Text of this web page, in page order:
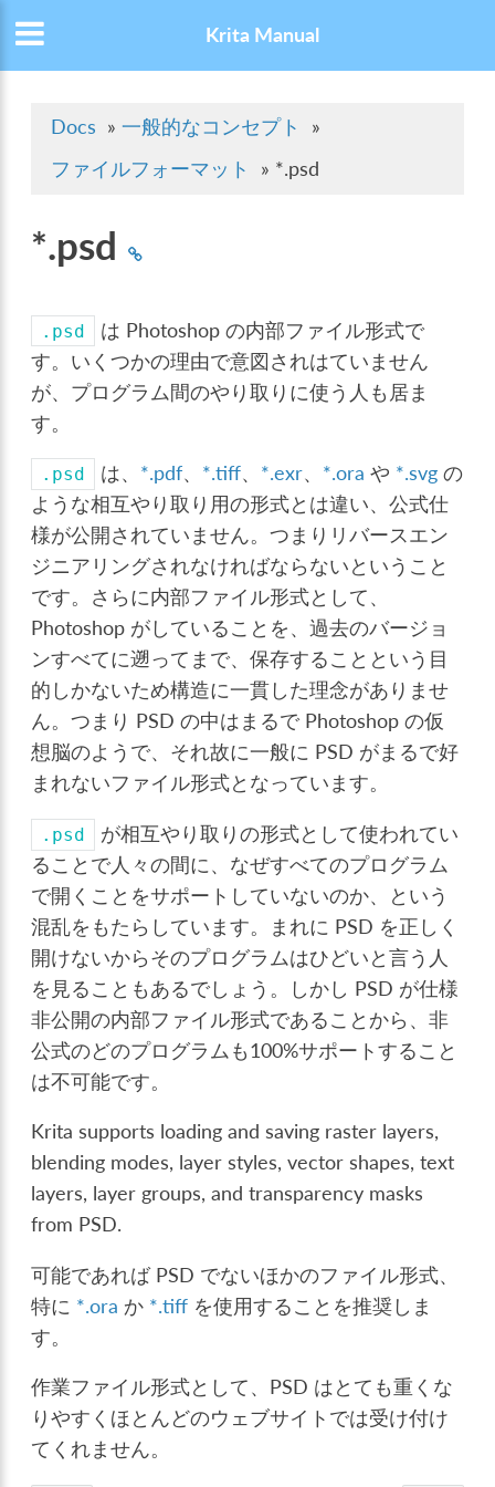
Krita Manual
Docs » 一般的なコンセプト
»
ファイルフォーマット
» *.psd
*.psd
.psd
は Photoshop の内部ファイル形式で
す。いくつかの理由で意図されはていません
が、プログラム間のやり取りに使う人も居ま
す。
.psd は、 *.pdf、 *.tiff、 *.exr、 *.ora や *.svg の
ような相互やり取り用の形式とは違い、公式仕
様が公開されていません。つまりリバースエン
ジニアリングされなければならないということ
です。さらに内部ファイル形式として、
Photoshop がしていることを、過去のバージョ
ンすべてに遡ってまで、保存することという目
的しかないため構造に一貫した理念がありませ
ん。つまり PSD の中はまるで Photoshop の仮
想脳のようで、それ故に一般に PSD がまるで好
まれないファイル形式となっています。
.psd
が相互やり取りの形式として使われてい
ることで人々の間に、なぜすべてのプログラム
で開くことをサポートしていないのか、という
混乱をもたらしています。まれに PSD を正しく
開けないからそのプログラムはひどいと言う人
を見ることもあるでしょう。しかし PSD が仕様
非公開の内部ファイル形式であることから、非
公式のどのプログラムも100%サポートすること
は不可能です。
Krita supports loading and saving raster layers,
blending modes, layer styles, vector shapes, text
layers, layer groups, and transparency masks
from PSD.
可能であれば PSD でないほかのファイル形式、
特に *.ora か *.tiff を使用することを推奨しま
す。
作業ファイル形式として、PSD はとても重くな
りやすくほとんどのウェブサイトでは受け付け
てくれません。